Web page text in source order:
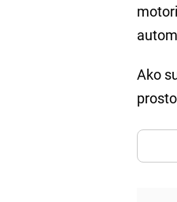
Ako